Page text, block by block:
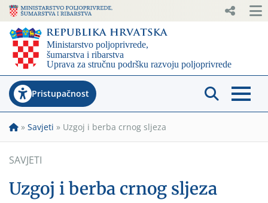
Pristupačnost
» Savjeti » Uzgoj i berba crnog sljeza
SAVJETI
Uzgoj i berba crnog sljeza